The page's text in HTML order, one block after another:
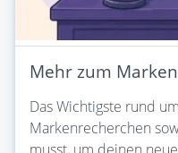
Mehr zum
Das Wichtigste rund
Markenrecherchen